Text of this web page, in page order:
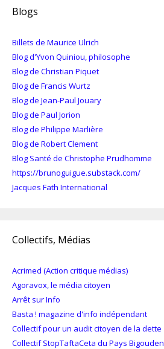
Blogs
Billets de Maurice Ulrich
Blog d'Yvon Quiniou, philosophe
Blog de Christian Piquet
Blog de Francis Wurtz
Blog de Jean-Paul Jouary
Blog de Paul Jorion
Blog de Philippe Marlière
Blog de Robert Clement
Blog Santé de Christophe Prudhomme
https://brunoguigue.substack.com/
Jacques Fath International
Collectifs, Médias
Acrimed (Action critique médias)
Agoravox, le média citoyen
Arrêt sur Info
Basta ! magazine d'info indépendant
Collectif pour un audit citoyen de la dette
Collectif StopTaftaCeta du Pays Bigouden